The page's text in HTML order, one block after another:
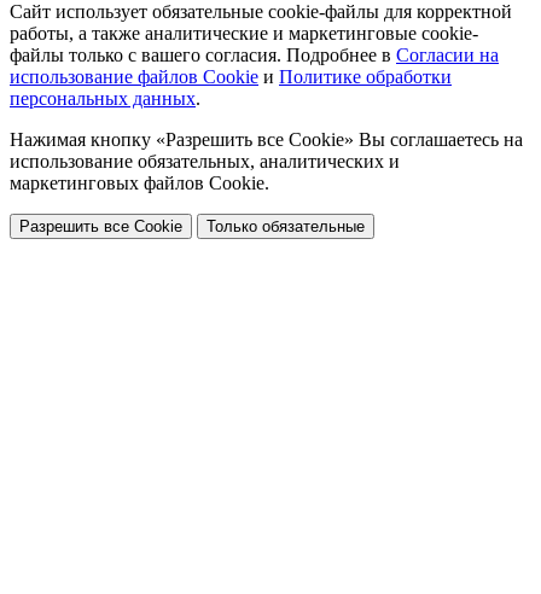
Сайт использует обязательные cookie-файлы для корректной
работы, а также аналитические и маркетинговые cookie-
файлы только с вашего согласия. Подробнее в Согласии на
использование файлов Cookie и Политике обработки
персональных данных.
Нажимая кнопку «Разрешить все Cookie» Вы соглашаетесь на
использование обязательных, аналитических и
маркетинговых файлов Cookie.
Разрешить все Cookie Только обязательные